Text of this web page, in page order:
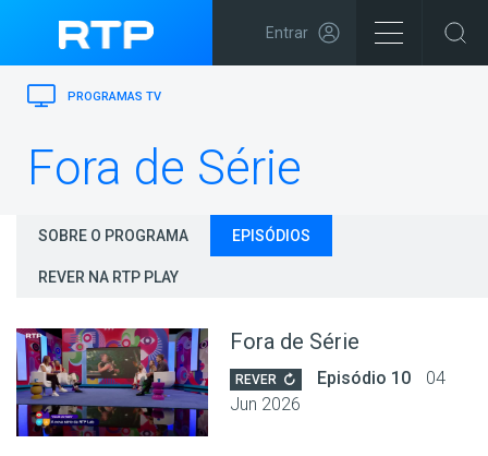
Entrar
PROGRAMAS TV
Fora de Série
SOBRE O PROGRAMA EPISÓDIOS
REVER NA RTP PLAY
Fora de Série
REVER Episódio 10
04
Jun 2026